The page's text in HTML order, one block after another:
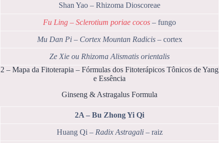
Shan Yao – Rhizoma Dioscoreae
Fu Ling – Sclerotium poriae cocos – fungo
Mu Dan Pi – Cortex Mountan Radicis– cortex
Ze Xie ou Rhizoma Alismatis orientalis
2 – Mapa da Fitoterapia – Fórmulas dos Fitoterápicos Tônicos de Yang
e Essência
Ginseng & Astragalus Formula
2A – Bu Zhong Yi Qi
Huang Qi – Radix Astragali– raiz